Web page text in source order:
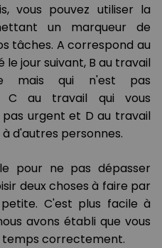
vous pouvez utiliser la
un marqueur de
tâches. A correspond au
jour suivant, B au travail
mais qui n'est pas
C au travail qui vous
urgent et D au travail
d'autres personnes.
pour ne pas dépasser
deux choses à faire par
C'est plus facile à
avons établi que vous
temps correctement.